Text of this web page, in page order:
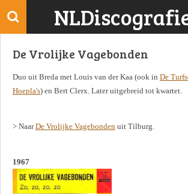
Ga
deDe Vrolijke Vagebonden
Duo uit Breda met Louis van der Kaa (ook in De
Hoepla's) en Bert Clerx. Later uitgebreid tot kwartet.
> NaarDe Vrolijke Vagebonden uit Tilburg.
1967